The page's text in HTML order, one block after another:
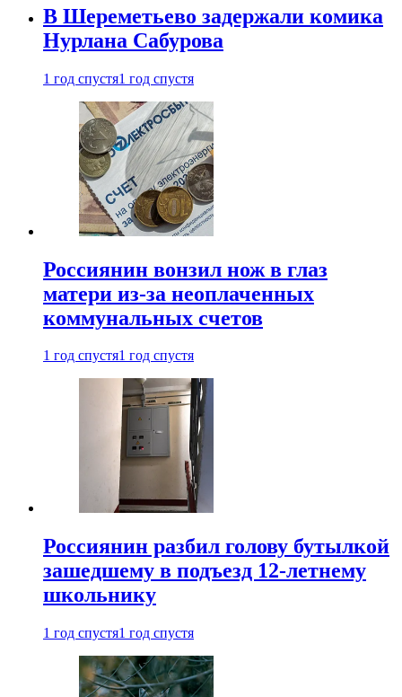
В Шереметьево задержали комика
Нурлана Сабурова
1 год спустя1 год спустя
Россиянин вонзил нож в глаз
матери из-за неоплаченных
коммунальных счетов
1 год спустя1 год спустя
Россиянин разбил голову бутылкой
зашедшему в подъезд 12-летнему
школьнику
1 год спустя1 год спустя